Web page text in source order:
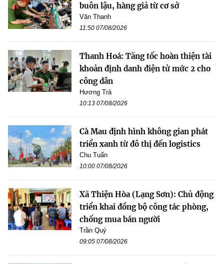
buôn lậu, hàng giả từ cơ sở
Văn Thanh
11:50 07/08/2026
Thanh Hoá: Tăng tốc hoàn thiện tài
khoản định danh điện tử mức 2 cho
công dân
Hương Trà
10:13 07/08/2026
Cà Mau định hình không gian phát
triển xanh từ đô thị đến logistics
Chu Tuấn
10:00 07/08/2026
Xã Thiện Hòa (Lạng Sơn): Chủ động
triển khai đồng bộ công tác phòng,
chống mua bán người
Trần Quý
09:05 07/08/2026